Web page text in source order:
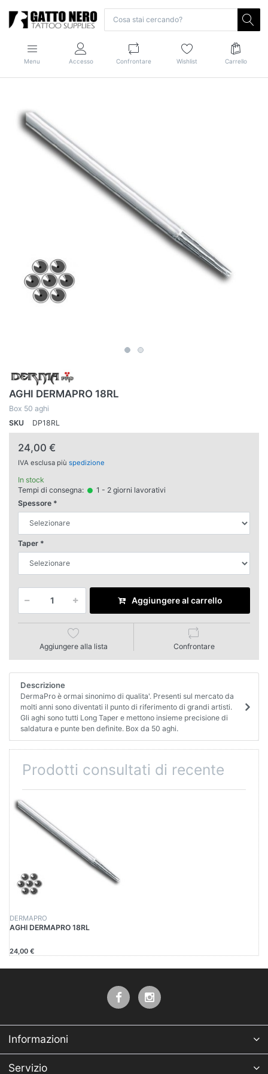
Menu Accesso Confrontare Wishlist Carrello
AGHI DERMAPRO 18RL
Box 50 aghi
SKU
DP18RL
24,00 €
IVA esclusa più spedizione
In stock
Tempi di consegna:
1 - 2 giorni lavorativi
Spessore
Taper
Aggiungere al carrello
Aggiungere alla lista Confrontare
Descrizione
DermaPro è ormai sinonimo di qualita'. Presenti sul mercato da
molti anni sono diventati il punto di riferimento di grandi artisti.
Gli aghi sono tutti Long Taper e mettono insieme precisione di
saldatura e punte ben definite. Box da 50 aghi.
Prodotti consultati di recente
DERMAPRO
AGHI DERMAPRO 18RL
24,00 €
Informazioni
Servizio